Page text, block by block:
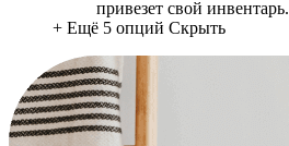
привезет свой инвентарь.
+ Ещё 5 опций Скрыть